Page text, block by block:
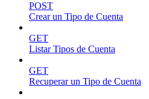
POST
Crear un Tipo de Cuenta
GET
Listar Tipos de Cuenta
GET
Recuperar un Tipo de Cuenta